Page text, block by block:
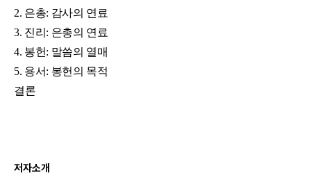
2. 은총: 감사의 연료
3. 진리: 은총의 연료
4. 봉헌: 말씀의 열매
5. 용서: 봉헌의 목적
결론
저자소개